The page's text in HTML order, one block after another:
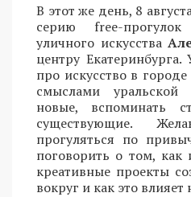
В этот же день, 8
серию free-
уличного искусства
центру Екатеринбурга.
про искусство в
смыслами уральской
новые, вспоминать
существующие.
прогуляться по
поговорить о том, как
креативные проекты
вокруг и как это